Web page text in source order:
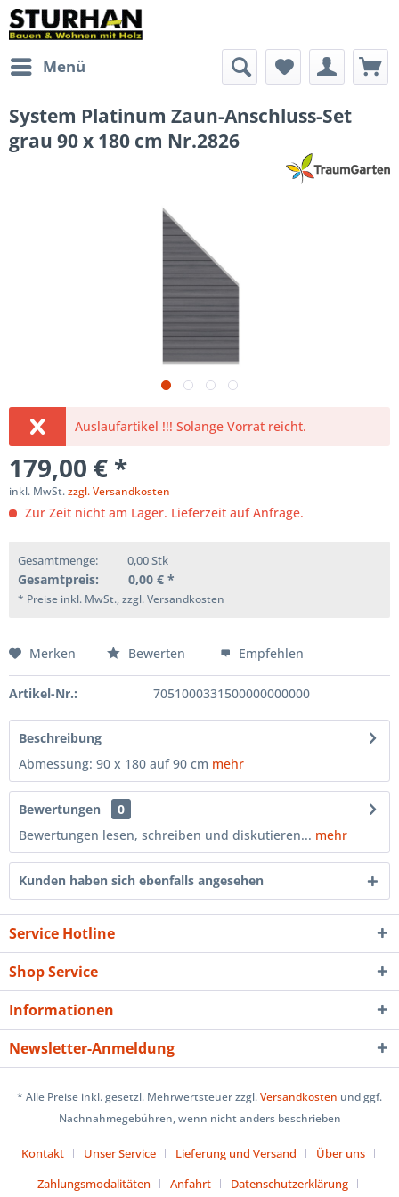
Menü
System Platinum Zaun-Anschluss-Set
grau 90 x 180 cm Nr.2826
Auslaufartikel !!! Solange Vorrat reicht.
179,00 € *
inkl. MwSt.zzgl. Versandkosten
Zur Zeit nicht am Lager. Lieferzeit auf Anfrage.
Gesamtmenge: 0,00Stk
Gesamtpreis: 0,00 € *
* Preise inkl. MwSt., zzgl. Versandkosten
Merken Bewerten Empfehlen
Artikel-Nr.: 7051000331500000000000
Beschreibung
Abmessung: 90 x 180 auf 90 cm mehr
Bewertungen
0
Bewertungen lesen, schreiben und diskutieren... mehr
Kunden haben sich ebenfalls angesehen
Service Hotline
Shop Service
Informationen
Newsletter-Anmeldung
* Alle Preise inkl. gesetzl. Mehrwertsteuer zzgl.Versandkosten und ggf.
Nachnahmegebühren, wenn nicht anders beschrieben
Kontakt Unser Service Lieferung und Versand
Über uns
Zahlungsmodalitäten
Anfahrt Datenschutzerklärung